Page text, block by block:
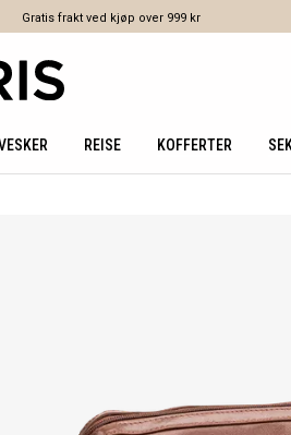
Gratis frakt ved kjøp over 999 kr
REISE KOFFERTER